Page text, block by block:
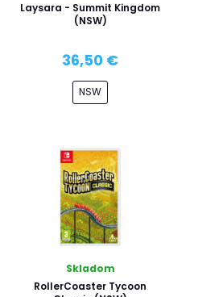
Laysara - Summit Kingdom
(NSW)
36,50 €
NSW
Skladom
RollerCoaster Tycoon